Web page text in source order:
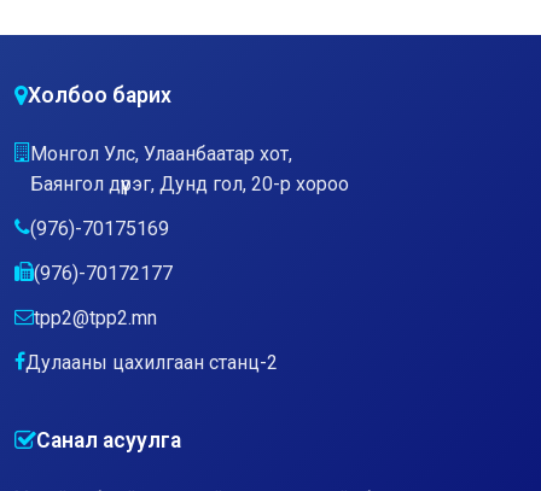
Холбоо барих
Монгол Улс, Улаанбаатар хот,
Баянгол дүүрэг, Дунд гол, 20-р хороо
(976)-70175169
(976)-70172177
tpp2@tpp2.mn
Дулааны цахилгаан станц-2
Санал асуулга